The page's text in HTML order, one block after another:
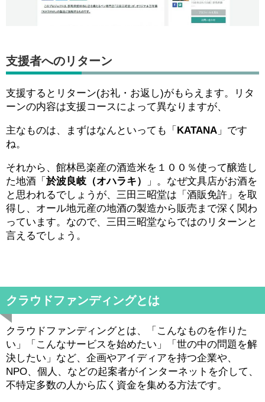
支援者へのリターン
支援するとリターン(お礼・お返し)がもらえます。リタ
ーンの内容は支援コースによって異なりますが、
主なものは、まずはなんといっても「 KATANA 」です
ね。
それから、館林邑楽産の酒造米を１００％使って醸造し
た地酒「 於波良岐（オハラキ）
」。なぜ文具店がお酒を
と思われるでしょうが、三田三昭堂は「酒販免許」を取
得し、オール地元産の地酒の製造から販売まで深く関わ
っています。なので、三田三昭堂ならではのリターンと
言えるでしょう。
クラウドファンディングとは
クラウドファンディングとは、「こんなものを作りた
い」「こんなサービスを始めたい」「世の中の問題を解
決したい」など、企画やアイディアを持つ企業や、
NPO、個人、などの起案者がインターネットを介して、
不特定多数の人から広く資金を集める方法です。